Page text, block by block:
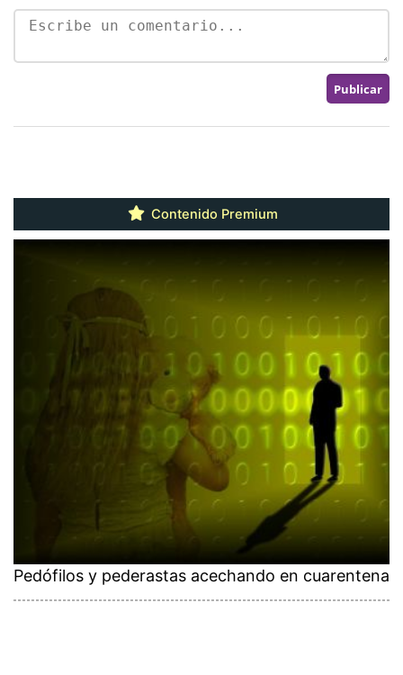
Contenido Premium
Pedófilos y pederastas acechando en cuarentena